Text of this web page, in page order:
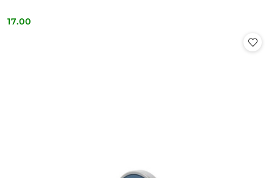
Cena:
17.00